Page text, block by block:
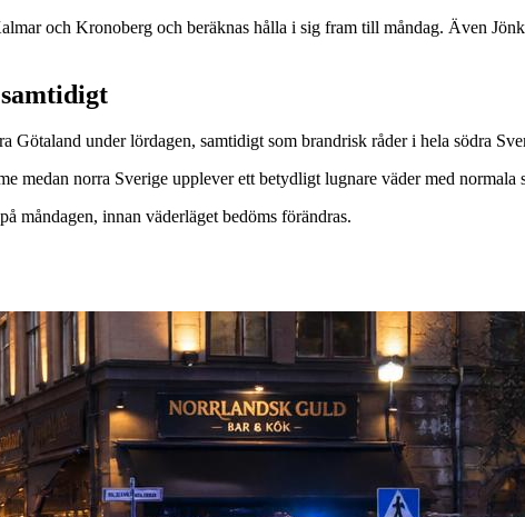
och Kronoberg och beräknas hålla i sig fram till måndag. Även
under lördagen, samtidigt som brandrisk råder i hela södra
medan norra Sverige upplever ett betydligt lugnare väder med
måndagen, innan väderläget bedöms förändras.